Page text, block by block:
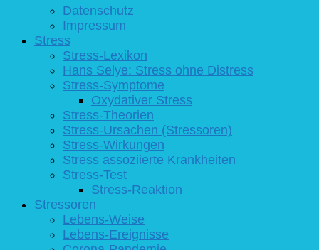
Datenschutz
Impressum
Stress
Stress-Lexikon
Hans Selye: Stress ohne Distress
Stress-Symptome
Oxydativer Stress
Stress-Theorien
Stress-Ursachen (Stressoren)
Stress-Wirkungen
Stress assoziierte Krankheiten
Stress-Test
Stress-Reaktion
Stressoren
Lebens-Weise
Lebens-Ereignisse